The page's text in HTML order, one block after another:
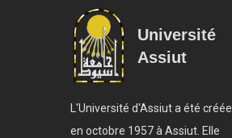
Université
Assiut
L'Université d'Assiut a été créée
en octobre 1957 à Assiut. Elle